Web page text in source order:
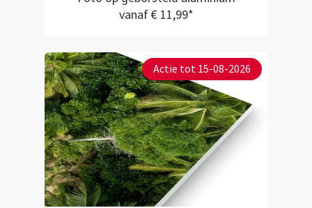
vanaf € 11,99*
Actie tot 15-08-2026